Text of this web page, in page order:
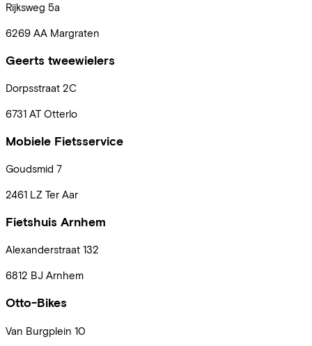
Rijksweg 5a
6269 AA Margraten
Geerts tweewielers
Dorpsstraat 2C
6731 AT Otterlo
Mobiele Fietsservice
Goudsmid 7
2461 LZ Ter Aar
Fietshuis Arnhem
Alexanderstraat 132
6812 BJ Arnhem
Otto-Bikes
Van Burgplein 10